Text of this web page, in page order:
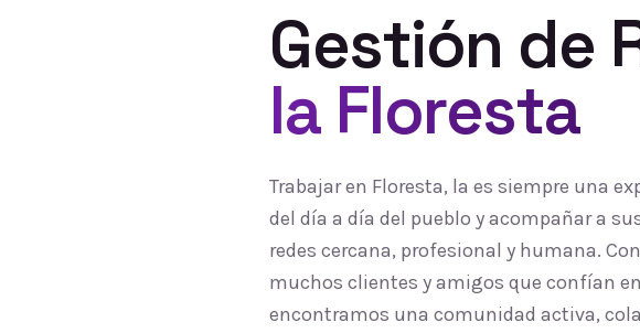
Gestión de
la Floresta
Trabajar en Floresta, la es siempre una
del día a día del pueblo y acompañar a
redes cercana, profesional y humana.
muchos clientes y amigos que confían
encontramos una comunidad activa,